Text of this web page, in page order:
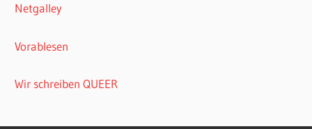
Netgalley
Vorablesen
Wir schreiben QUEER